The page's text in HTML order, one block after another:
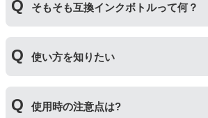
をしているフィルムを直接カッター
工程があります。そのため純正品よ
そもそも互換インクボトルって何？
いる互換品です。サードパーティ製
われます。開発コストが低いため純
使い方を知りたい
互換ボトルのフタを外す③封されて
使用時の注意点は?